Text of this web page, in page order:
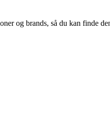
og brands, så du kan finde